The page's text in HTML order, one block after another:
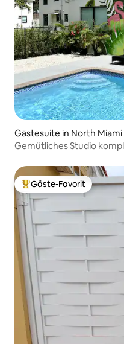
Gästesuite in North Miami
Gemütliches Studio
Beliebter Gäste-Favorit.
Gäste-Favorit